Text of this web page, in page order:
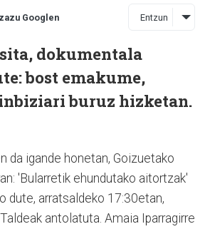
Googlen Entzun
dokumentala
bost emakume,
buruz hizketan.
da igande honetan, Goizuetako
'Bularretik ehundutako aitortzak'
dute, arratsaldeko 17:30etan,
antolatuta. Amaia Iparragirre